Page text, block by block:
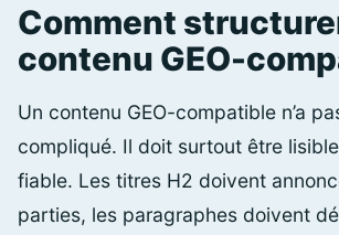
Comment
contenu GEO-
Un contenu GEO-compatible n’a
compliqué. Il doit surtout être
fiable. Les titres H2 doivent
parties, les paragraphes doivent